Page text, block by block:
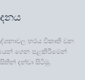
හරය විකෘති වන
ගෙන පළකිරීමෙන්
දන්වා සිටිමු.